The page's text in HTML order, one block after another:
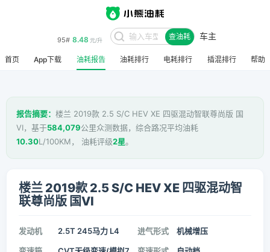
95# 8.48 元/升 查油耗 车主
首页 App下载 油耗报告 油耗排行 电耗排行 插混排行 帮助
报告摘要： 楼兰 2019款 2.5 S/C HEV XE 四驱混动智联尊尚版 国
VI，基于584,079公里众测数据，综合路况平均油耗
10.30L/100KM， 油耗评级2星。
楼兰 2019款 2.5 S/C HEV XE 四驱混动智
联尊尚版 国VI
发动机 2.5T 245马力 L4 进气形式 机械增压